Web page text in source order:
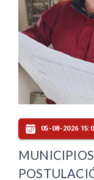
05-08-2026